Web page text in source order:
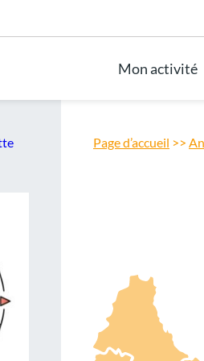
Mon activité
Page d’accueil >>